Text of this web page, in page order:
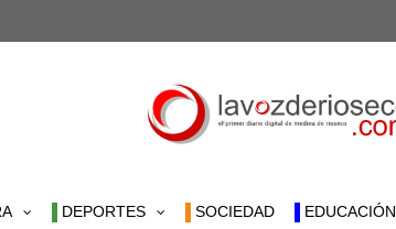
DEPORTES SOCIEDAD EDUCACIÓN